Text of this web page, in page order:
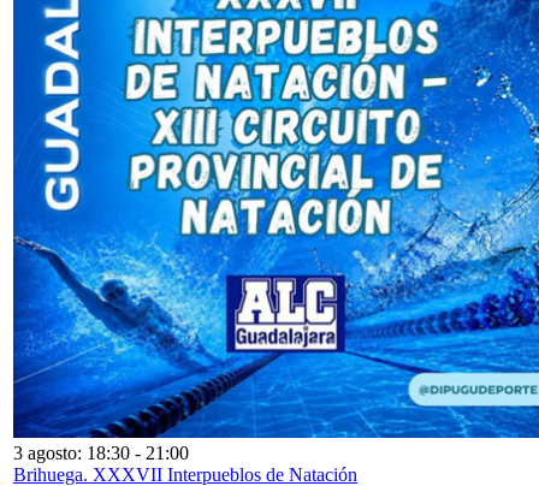
3 agosto: 18:30 - 21:00
Brihuega. XXXVII Interpueblos de Natación